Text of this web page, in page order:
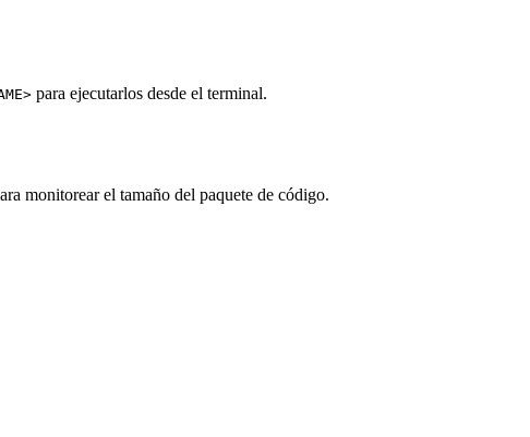
para ejecutarlos desde el terminal.
monitorear el tamaño del paquete de código.